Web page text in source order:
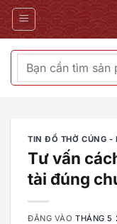
Bỏ
qua
Tìm
kiếm:
TIN ĐỒ THỜ CÚNG -
Tư vấn
tài đúng
ĐĂNG VÀOTHÁNG 5